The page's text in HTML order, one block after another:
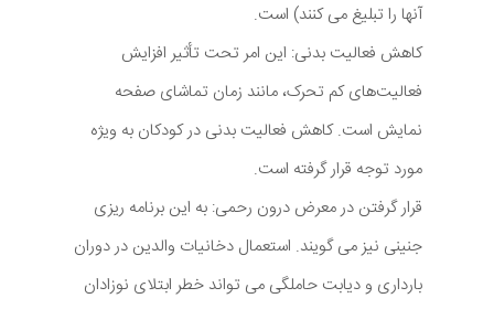
آنها را تبلیغ می کنند) است.
کاهش فعالیت بدنی: این امر تحت تأثیر افزایش
فعالیت‌های کم تحرک، مانند زمان تماشای صفحه
نمایش است. کاهش فعالیت بدنی در کودکان به ویژه
مورد توجه قرار گرفته است.
قرار گرفتن در معرض درون رحمی: به این برنامه ریزی
جنینی نیز می گویند. استعمال دخانیات والدین در دوران
بارداری و دیابت حاملگی می تواند خطر ابتلای نوزادان